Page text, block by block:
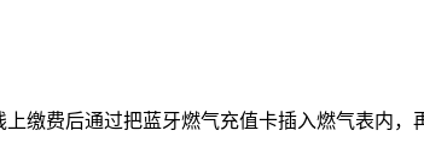
缴费后通过把蓝牙燃气充值卡插入燃气表内，